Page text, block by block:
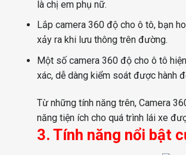
là chị em phụ nữ.
Lắp camera 360 độ cho ô tô, bạn
xảy ra khi lưu thông trên đường.
Một số camera 360 độ cho ô tô
xác, dễ dàng kiểm soát được hành
Từ những tính năng trên, Camera
năng tiện ích cho quá trình lái xe
3. Tính năng nổi bật